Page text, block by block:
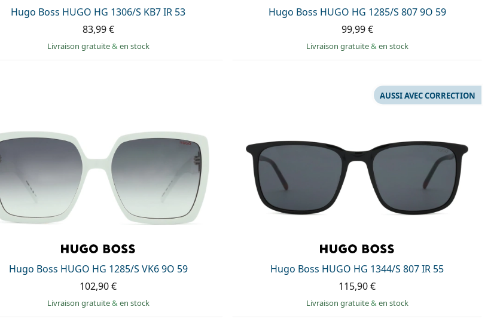
Hugo Boss HUGO HG 1306/S KB7 IR 53
83,99 €
Livraison gratuite& en stock
Hugo Boss HUGO HG 1285/S 807 9O 59
99,99 €
Livraison gratuite& en stock
Hugo Boss HUGO HG 1285/S VK6 9O 59
102,90 €
Livraison gratuite& en stock
Hugo Boss HUGO HG 1344/S 807 IR 55
AUSSI AVEC CORRECTION
115,90 €
Livraison gratuite& en stock